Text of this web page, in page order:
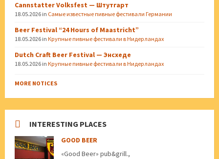
Cannstatter Volksfest — Штутгарт
18.05.2026 in Самые известные пивные фестивали Германии
Beer Festival “24 Hours of Maastricht”
18.05.2026 in Крупные пивные фестивали в Нидерландах
Dutch Craft Beer Festival — Энсхеде
18.05.2026 in Крупные пивные фестивали в Нидерландах
MORE NOTICES
INTERESTING PLACES
GOOD BEER
«Good Beer» pub&grill.,